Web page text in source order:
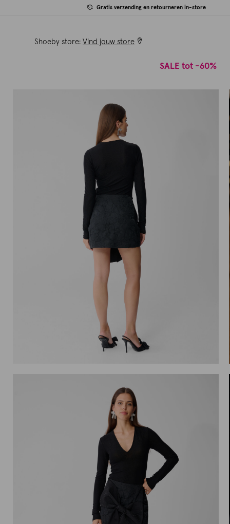
Gratis verzending en retourneren in-store
Shoeby store: Vind jouw store
SALE tot -60%